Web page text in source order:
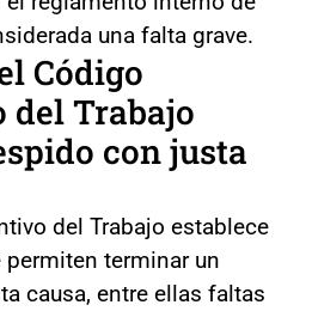
una falta grave.
Código
del Trabajo
con justa
del Trabajo establece
permiten terminar un
causa, entre ellas faltas